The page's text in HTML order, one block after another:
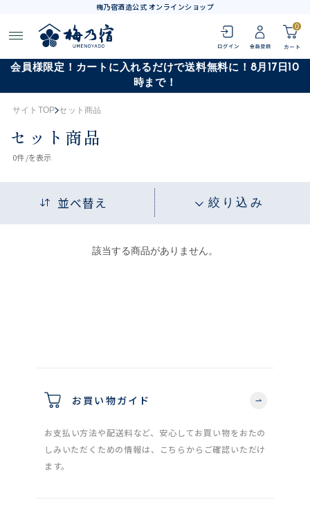
梅乃宿酒造公式 オンラインショップ
0
会員様限定！カートに入れるだけで送料無料に！8月17日10
時まで！
サイトTOP セット商品
セット商品
0件 /を表示
並べ替え 絞り込み
該当する商品がありません。
お買い物ガイド
お支払い方法や配送料など、安心してお買い物をおたの
しみいただくための情報は、こちらからご確認いただけ
ます。